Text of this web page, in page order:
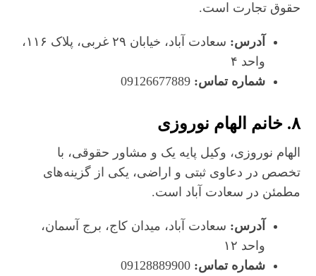
حقوق تجارت است.
آدرس:
سعادت‌ آباد، خیابان ۲۹ غربی، پلاک ۱۱۶،
واحد ۴
شماره تماس: 09126677889
۸. خانم الهام نوروزی
الهام نوروزی، وکیل پایه یک و مشاور حقوقی، با
تخصص در دعاوی ثبتی و اراضی، یکی از گزینه‌های
مطمئن در سعادت‌ آباد است.
آدرس: سعادت‌ آباد، میدان کاج، برج آسمان،
واحد ۱۲
شماره تماس: 09128889900